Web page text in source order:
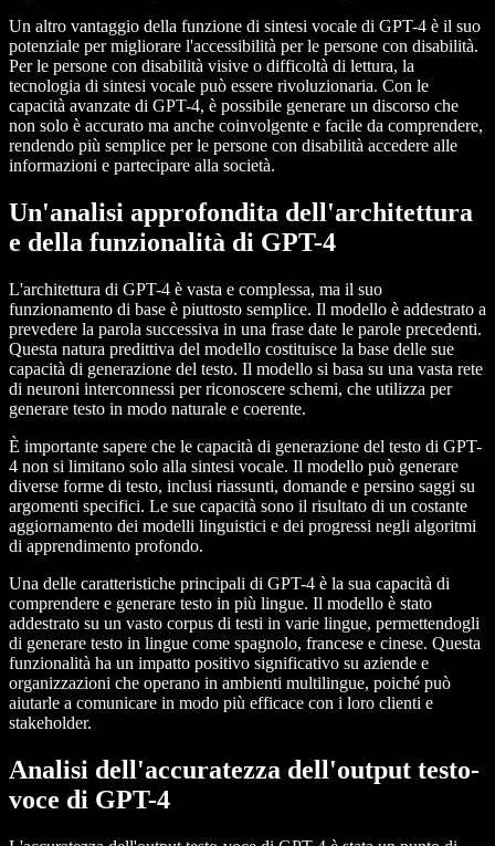
Un altro vantaggio della funzione di sintesi vocale di GPT-4 è il suo
potenziale per migliorare l'accessibilità per le persone con disabilità.
Per le persone con disabilità visive o difficoltà di lettura, la
tecnologia di sintesi vocale può essere rivoluzionaria. Con le
capacità avanzate di GPT-4, è possibile generare un discorso che
non solo è accurato ma anche coinvolgente e facile da comprendere,
rendendo più semplice per le persone con disabilità accedere alle
informazioni e partecipare alla società.
Un'analisi approfondita dell'architettura
e della funzionalità di GPT-4
L'architettura di GPT-4 è vasta e complessa, ma il suo
funzionamento di base è piuttosto semplice. Il modello è addestrato a
prevedere la parola successiva in una frase date le parole precedenti.
Questa natura predittiva del modello costituisce la base delle sue
capacità di generazione del testo. Il modello si basa su una vasta rete
di neuroni interconnessi per riconoscere schemi, che utilizza per
generare testo in modo naturale e coerente.
È importante sapere che le capacità di generazione del testo di GPT-
4 non si limitano solo alla sintesi vocale. Il modello può generare
diverse forme di testo, inclusi riassunti, domande e persino saggi su
argomenti specifici. Le sue capacità sono il risultato di un costante
aggiornamento dei modelli linguistici e dei progressi negli algoritmi
di apprendimento profondo.
Una delle caratteristiche principali di GPT-4 è la sua capacità di
comprendere e generare testo in più lingue. Il modello è stato
addestrato su un vasto corpus di testi in varie lingue, permettendogli
di generare testo in lingue come spagnolo, francese e cinese. Questa
funzionalità ha un impatto positivo significativo su aziende e
organizzazioni che operano in ambienti multilingue, poiché può
aiutarle a comunicare in modo più efficace con i loro clienti e
stakeholder.
Analisi dell'accuratezza dell'output testo-
voce di GPT-4